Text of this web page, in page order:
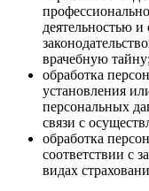
деятельностью
врачебную тайну;
обработка
установления
персональных
связи с
обработка
соответствии с
видах